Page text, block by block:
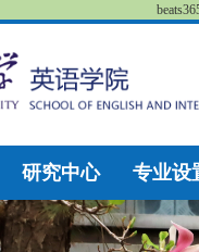
研究中心 专业设